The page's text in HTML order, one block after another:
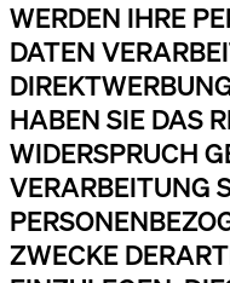
WERDEN IHRE
DATEN
HABEN SIE DAS
WIDERSPRUCH
VERARBEITUNG
ZWECKE